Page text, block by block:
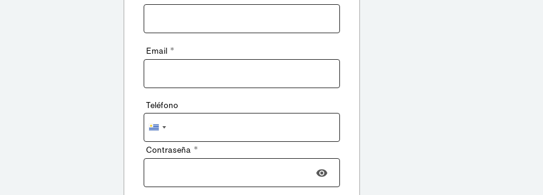
Email *
Teléfono
Uruguay
+598
Contraseña *